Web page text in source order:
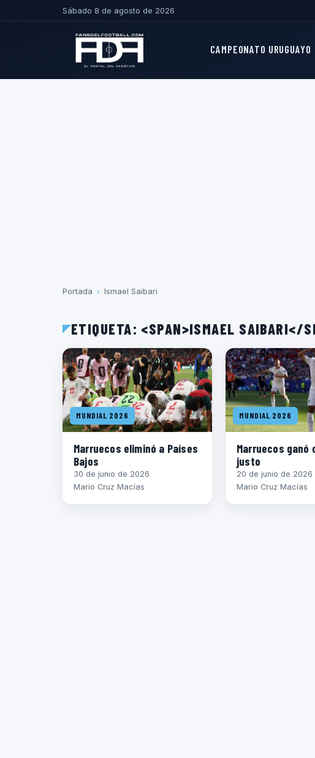
Sábado 8 de agosto de 2026
CAMPEONATO URUGUAYO
Portada › Ismael Saibari
ETIQUETA: <SPAN>ISMAEL SAIBARI</
MUNDIAL 2026
Marruecos eliminó a Países
Bajos
30 de junio de 2026
Mario Cruz Macías
MUNDIAL 2026
Marruecos ganó
justo
20 de junio de 2026
Mario Cruz Macías